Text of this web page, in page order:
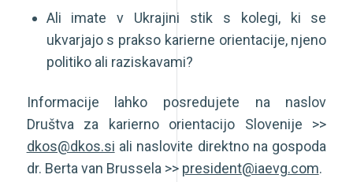
Ali imate v Ukrajini stik s kolegi, ki se
ukvarjajo s prakso karierne orientacije, njeno
politiko ali raziskavami?
Informacije lahko posredujete na naslov
Društva za karierno orientacijo Slovenije >>
dkos@dkos.si ali naslovite direktno na gospoda
dr. Berta van Brussela >> president@iaevg.com.